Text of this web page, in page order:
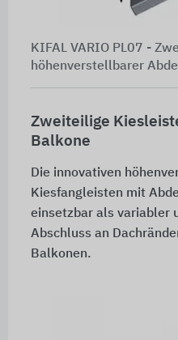
KIFAL VARIO PL07 -
höhenverstellbarer
Zweiteilige
Balkone
Die innovativen
Kiesfangleisten mit
einsetzbar als variabler
Abschluss an
Balkonen.